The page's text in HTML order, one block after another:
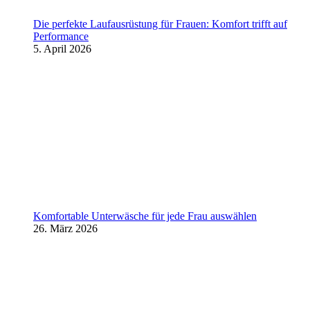
Die perfekte Laufausrüstung für Frauen: Komfort trifft auf
Performance
5. April 2026
Komfortable Unterwäsche für jede Frau auswählen
26. März 2026